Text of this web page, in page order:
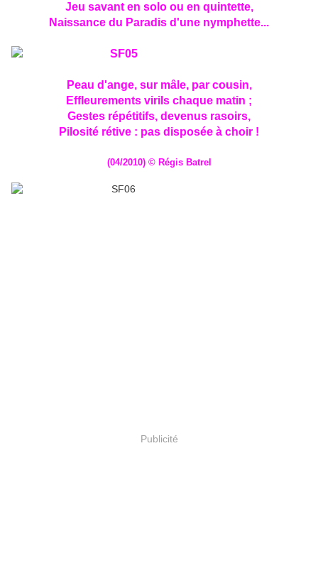
Jeu savant en solo ou en quintette,
Naissance du Paradis d'une nymphette...
Peau d'ange, sur mâle, par cousin,
Effleurements virils chaque matin ;
Gestes répétitifs, devenus rasoirs,
Pilosité rétive : pas disposée à choir !
(04/2010) © Régis Batrel
Publicité